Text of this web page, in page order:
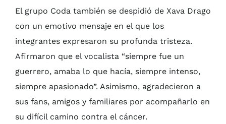
El grupo Coda también se despidió de Xava Drago
con un emotivo mensaje en el que los
integrantes expresaron su profunda tristeza.
Afirmaron que el vocalista “siempre fue un
guerrero, amaba lo que hacía, siempre intenso,
siempre apasionado”. Asimismo, agradecieron a
sus fans, amigos y familiares por acompañarlo en
su difícil camino contra el cáncer.